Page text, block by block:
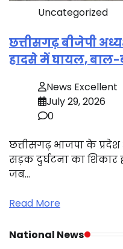
Uncategorized
छत्तीसगढ़ बीजेपी
हादसे में घायल,
News Excellent
July 29, 2026
0
छत्तीसगढ़ भाजपा के
सड़क दुर्घटना का शिकार
जब…
Read More
National News